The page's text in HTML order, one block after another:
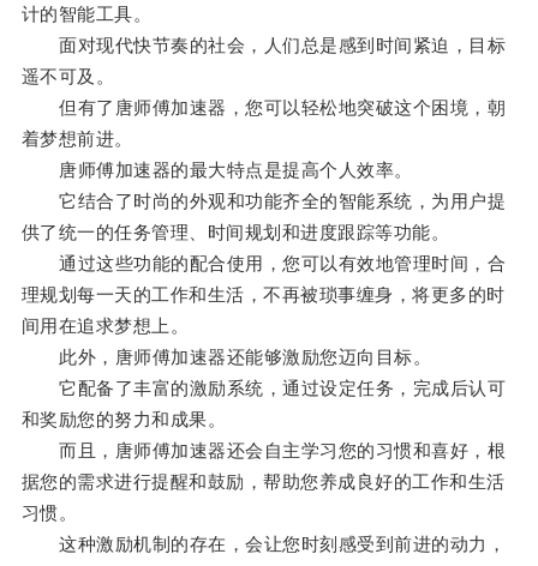
计的智能工具。
面对现代快节奏的社会，人们总是感到时间紧迫，目标
遥不可及。
但有了唐师傅加速器，您可以轻松地突破这个困境，朝
着梦想前进。
唐师傅加速器的最大特点是提高个人效率。
它结合了时尚的外观和功能齐全的智能系统，为用户提
供了统一的任务管理、时间规划和进度跟踪等功能。
通过这些功能的配合使用，您可以有效地管理时间，合
理规划每一天的工作和生活，不再被琐事缠身，将更多的时
间用在追求梦想上。
此外，唐师傅加速器还能够激励您迈向目标。
它配备了丰富的激励系统，通过设定任务，完成后认可
和奖励您的努力和成果。
而且，唐师傅加速器还会自主学习您的习惯和喜好，根
据您的需求进行提醒和鼓励，帮助您养成良好的工作和生活
习惯。
这种激励机制的存在，会让您时刻感受到前进的动力，